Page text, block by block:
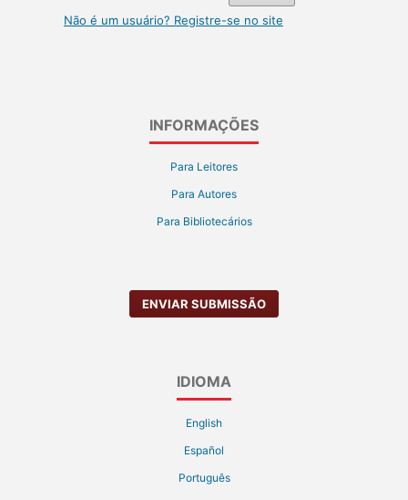
Não é um usuário? Registre-se no site
INFORMAÇÕES
Para Leitores
Para Autores
Para Bibliotecários
ENVIAR SUBMISSÃO
IDIOMA
English
Español
Português